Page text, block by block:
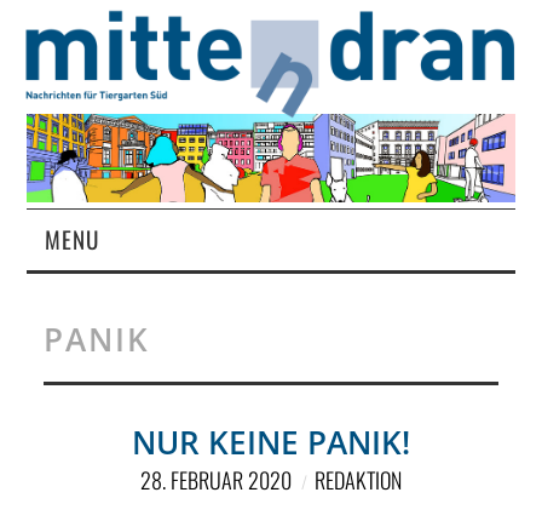
MENU
MAGAZIN
ÜBER UNS
RUBRIKEN
PANIK
NUR KEINE PANIK!
28. FEBRUAR 2020 REDAKTION